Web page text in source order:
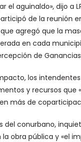
el aguinaldo», dijo a
de la reunión
agregó que la
en cada
de
los
y recursos que
más de
del conurbano,
obra pública y «el